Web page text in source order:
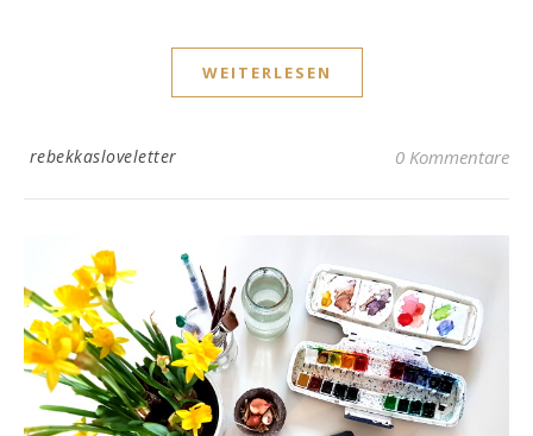
WEITERLESEN
rebekkasloveletter 0 Kommentare